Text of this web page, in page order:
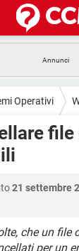
Operativi
21 settembre
che un file
per un